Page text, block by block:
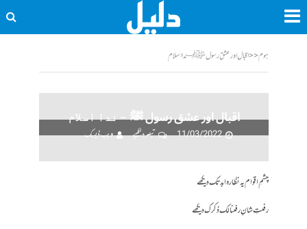
ہوم<<اقبال اور عشق رسول ﷺ ‎‎ – ندا اسلام
اقبال اور عشق رسول ﷺ ‎‎ – ندا اسلام
11/03/2022
تبصرہ لکھیے ویب ڈیسک
چشمِ اقوام یہ نظّارہ ابد تک دیکھے
رفعتِ شانِ رفعنالک ذکرک دیکھے